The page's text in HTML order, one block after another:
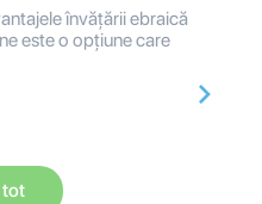
învățării ebraică
este o opțiune care
tot